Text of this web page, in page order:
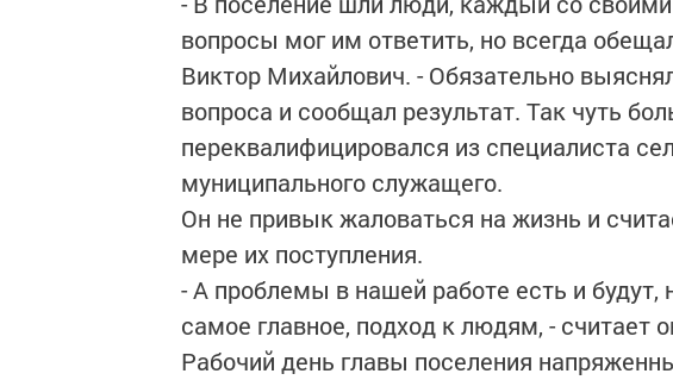
вопросы мог им ответить, но всегда
Виктор Михайлович. - Обязательно
вопроса и сообщал результат. Так чуть
переквалифицировался из специалиста
муниципального служащего.
Он не привык жаловаться на жизнь и
мере их поступления.
- А проблемы в нашей работе есть и
самое главное, подход к людям, - считает
Рабочий день главы поселения